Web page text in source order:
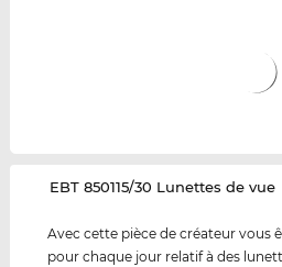
‌EBT 850115/30 Lunettes de vue
Avec cette pièce de créateur vous
pour chaque jour relatif à des